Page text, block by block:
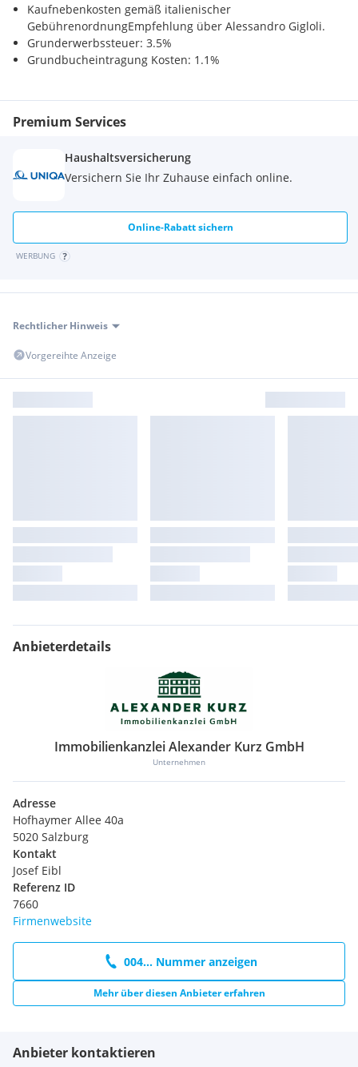
Bitte beachten Sie, dass wir aufgrund der Nachweispflicht
gegenüber dem Eigentümer nur Anfragen mit vollständiger
Angabe der Anschrift bearbeiten können.
Kaufnebenkosten gemäß italienischer
GebührenordnungEmpfehlung über Alessandro Gigloli.
Grunderwerbssteuer: 3.5%
Grundbucheintragung Kosten: 1.1%
Premium Services
Haushaltsversicherung
Versichern Sie Ihr Zuhause einfach online.
Online-Rabatt sichern
WERBUNG
Rechtlicher Hinweis
Vorgereihte Anzeige
Anbieterdetails
Immobilienkanzlei Alexander Kurz GmbH
Unternehmen
Adresse
Hofhaymer Allee 40a
5020 Salzburg
Kontakt
Josef Eibl
Referenz ID
7660
Firmenwebsite
004... Nummer anzeigen
Mehr über diesen Anbieter erfahren
Anbieter kontaktieren